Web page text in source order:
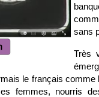
sans
Très
le français
femmes, nourris